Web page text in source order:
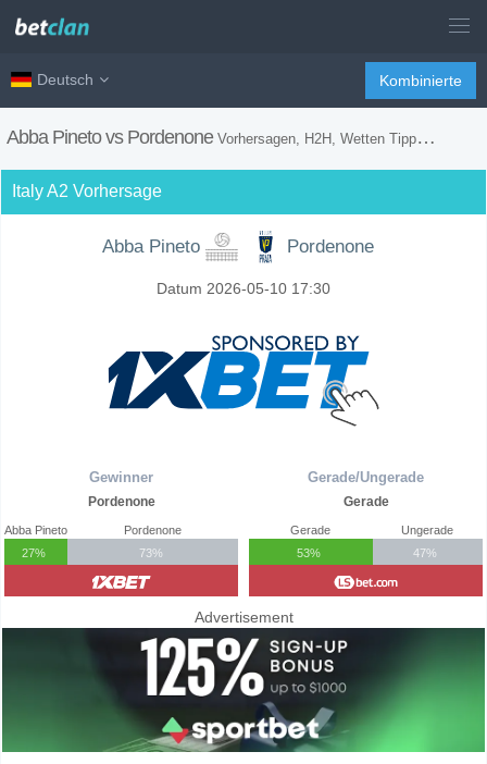
Deutsch Kombinierte
Abba Pineto vs Pordenone Vorhersagen, H2H, Wetten Tipps und Spiel Vorschau
Italy A2 Vorhersage
Abba Pineto Pordenone
Datum 2026-05-10 17:30
Gewinner
Pordenone
Abba Pineto
27%
Pordenone
73%
Gerade/Ungerade
Gerade
Gerade
53%
Ungerade
47%
Advertisement